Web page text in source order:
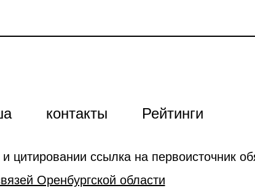
контакты Рейтинги
ссылка на первоисточник
Оренбургской области